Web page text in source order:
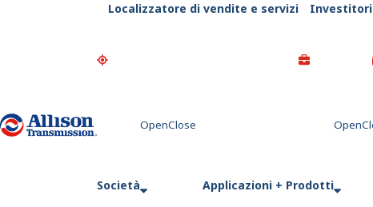
Go Home
Localizzatore di vendite e servizi Investitori
Società Applicazioni + Prodotti